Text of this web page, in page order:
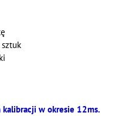
w okresie 12ms.